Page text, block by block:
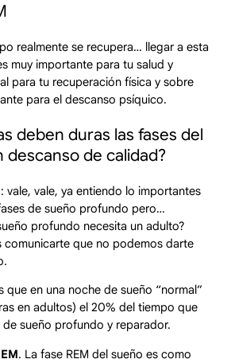
realmente se recupera… llegar a esta
muy importante para tu salud y
para tu recuperación física y sobre
para el descanso psíquico.
deben duras las fases del
descanso de calidad?
vale, vale, ya entiendo lo importantes
de sueño profundo pero…
profundo necesita un adulto?
comunicarte que no podemos darte
que en una noche de sueño “normal”
en adultos) el 20% del tiempo que
sueño profundo y reparador.
. La fase REM del sueño es como